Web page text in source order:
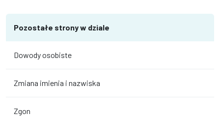
Pozostałe strony w dziale
Dowody osobiste
Zmiana imienia i nazwiska
Zgon